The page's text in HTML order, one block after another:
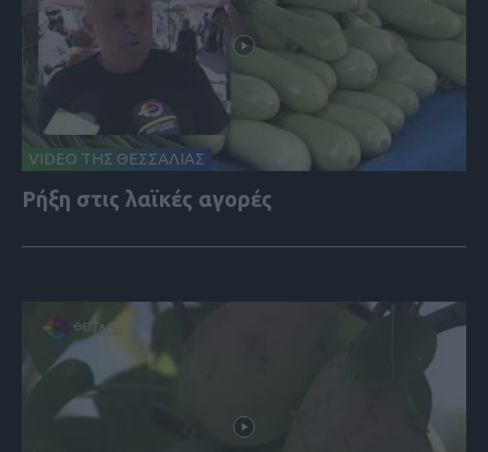
VIDEO ΤΗΣ ΘΕΣΣΑΛΙΑΣ
Ρήξη στις λαϊκές αγορές